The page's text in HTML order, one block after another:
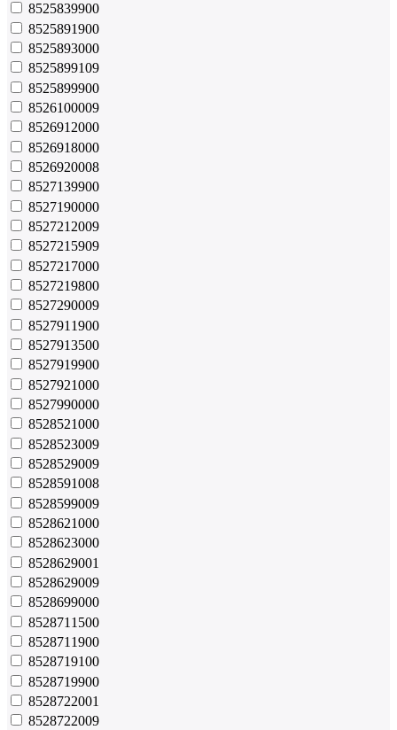
8525839900
8525891900
8525893000
8525899109
8525899900
8526100009
8526912000
8526918000
8526920008
8527139900
8527190000
8527212009
8527215909
8527217000
8527219800
8527290009
8527911900
8527913500
8527919900
8527921000
8527990000
8528521000
8528523009
8528529009
8528591008
8528599009
8528621000
8528623000
8528629001
8528629009
8528699000
8528711500
8528711900
8528719100
8528719900
8528722001
8528722009